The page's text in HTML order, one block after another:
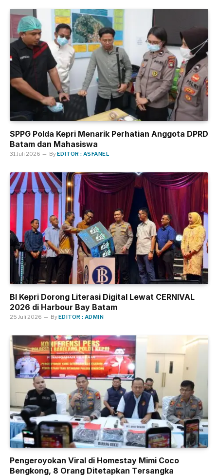
SPPG Polda Kepri Menarik Perhatian Anggota DPRD
Batam dan Mahasiswa
31 Juli 2026 ByEDITOR : ASFANEL
BI Kepri Dorong Literasi Digital Lewat CERNIVAL
2026 di Harbour Bay Batam
25 Juli 2026 ByEDITOR : ADMIN
Pengeroyokan Viral di Homestay Mimi Coco
Bengkong, 8 Orang Ditetapkan Tersangka